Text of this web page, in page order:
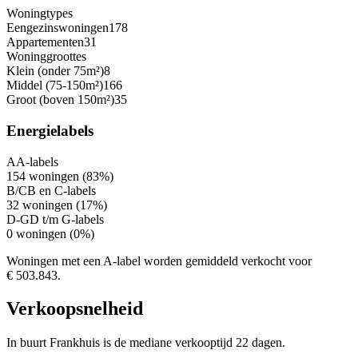
Woningtypes
Eengezinswoningen178
Appartementen31
Woninggroottes
Klein (onder 75m²)8
Middel (75-150m²)166
Groot (boven 150m²)35
Energielabels
AA-labels
154 woningen (83%)
B/CB en C-labels
32 woningen (17%)
D-GD t/m G-labels
0 woningen (0%)
Woningen met een A-label worden gemiddeld verkocht voor
€ 503.843.
Verkoopsnelheid
In buurt Frankhuis is de mediane verkooptijd 22 dagen.